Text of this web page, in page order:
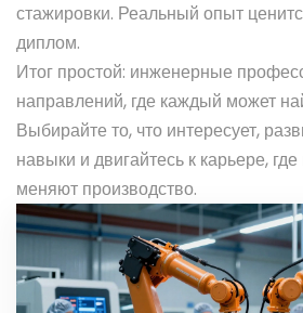
стажировки. Реальный опыт
диплом.
Итог простой: инженерные
направлений, где каждый может
Выбирайте то, что интересует,
навыки и двигайтесь к карьере,
меняют производство.